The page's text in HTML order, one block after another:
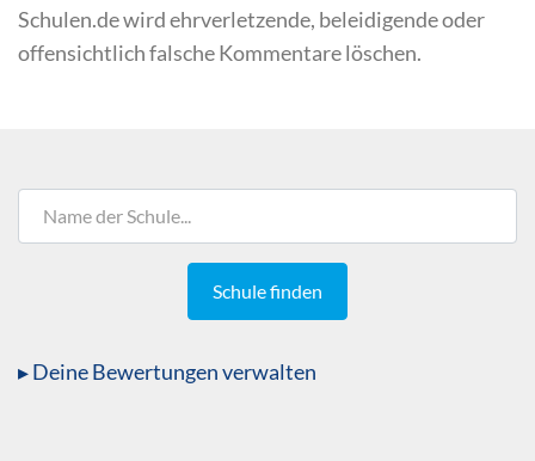
Schulen.de wird ehrverletzende, beleidigende oder
offensichtlich falsche Kommentare löschen.
Name
Name der Schule...
Schule finden
▸ Deine Bewertungen verwalten